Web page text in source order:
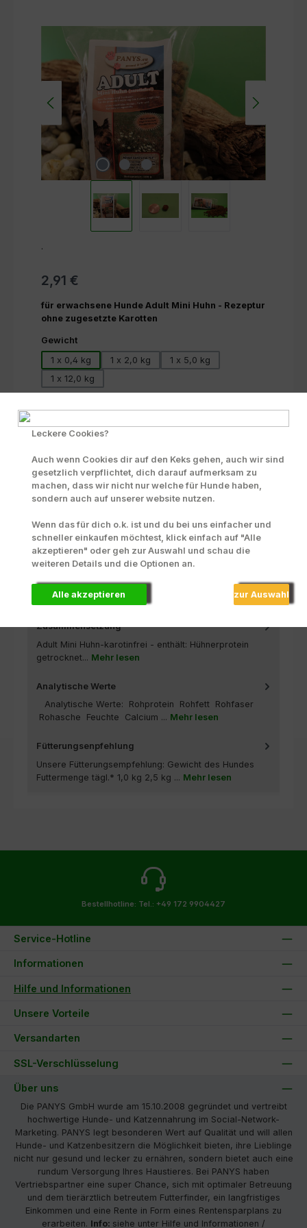
Bildergalerie überspringen
.
2,91 €
für erwachsene Hunde Adult Mini Huhn - Rezeptur
ohne zugesetzte Karotten
Gewichtauswählen
1 x 0,4 kg
1 x 2,0 kg
1 x 5,0 kg
1 x 12,0 kg
Beutel In den Warenkorb
INFO zu Liefer- und Versandkosten
Produktnummer:70256
Beschreibung
Fleischanteil: nur Huhn! Komplettfutter für
ausgewachsene Hunde kleiner Rassen bis 15 kg
Endgewicht. Besonders f…
Zusammensetzung
Adult Mini Huhn-karotinfrei - enthält: Hühnerprotein
getrocknet... Mehr lesen
Analytische Werte
Analytische Werte: Rohprotein Rohfett Rohfaser
Rohasche Feuchte Calcium ... Mehr lesen
Fütterungsenpfehlung
Unsere Fütterungsempfehlung: Gewicht des Hundes
Futtermenge tägl.* 1,0 kg 2,5 kg ... Mehr lesen
Bestellhotline: Tel.: +49 172 9904427
Service-Hotline
Informationen
Hilfe und Informationen
Unsere Vorteile
Versandarten
SSL-Verschlüsselung
Über uns
Die PANYS GmbH wurde am 15.10.2008 gegründet und vertreibt
hochwertige Hunde- und Katzennahrung im Social-Network-
Marketing. PANYS legt besonderen Wert auf Qualität und will allen
Hunde- und Katzenbesitzern die Möglichkeit bieten, ihre Lieblinge
nicht nur gesund und lecker zu ernähren, sondern bietet auch eine
rundum Versorgung Ihres Haustieres. Bei PANYS haben
Vertriebspartner eine super Chance, sich mit optimaler Betreuung
und dem tierärztlich betreutem Futterfinder, ein langfristiges
Einkommen und eine Rente in Form eines Rentensparplans zu
erarbeiten. Info: siehe unter Hilfe und Informationen /
Leckere Cookies?
Auch wenn Cookies dir auf den Keks gehen, auch wir sind
gesetzlich verpflichtet, dich darauf aufmerksam zu
machen, dass wir nicht nur welche für Hunde haben,
sondern auch auf unserer website nutzen.
Wenn das für dich o.k. ist und du bei uns einfacher und
schneller einkaufen möchtest, klick einfach auf "Alle
akzeptieren" oder geh zur Auswahl und schau die
weiteren Details und die Optionen an.
Alle akzeptieren zur Auswahl